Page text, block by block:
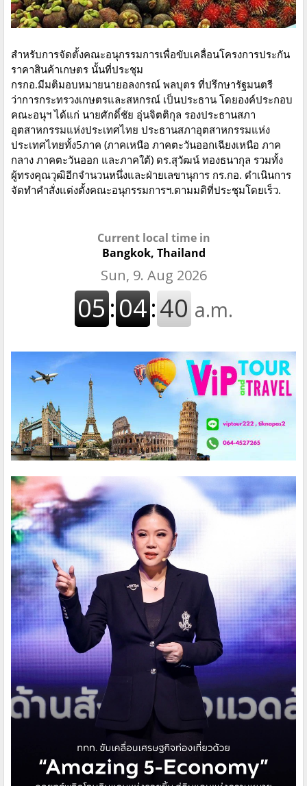
สำหรับการจัดตั้งคณะอนุกรรมการเพื่อขับเคลื่อนโครงการประกัน
ราคาสินค้าเกษตร นั้นที่ประชุม
กรกอ.มีมติมอบหมายนายอลงกรณ์ พลบุตร ที่ปรึกษารัฐมนตรี
ว่าการกระทรวงเกษตรและสหกรณ์ เป็นประธาน โดยองค์ประกอบ
คณะอนุฯ ได้แก่ นายศักดิ์ชัย อุ่นจิตติกุล รองประธานสภา
อุตสาหกรรมแห่งประเทศไทย ประธานสภาอุตสาหกรรมแห่ง
ประเทศไทยทั้ง5ภาค (ภาคเหนือ ภาคตะวันออกเฉียงเหนือ ภาค
กลาง ภาคตะวันออก และภาคใต้) ดร.สุวัฒน์ ทองธนากุล รวมทั้ง
ผู้ทรงคุณวุฒิอีกจำนวนหนึ่งและฝ่ายเลขานุการ กร.กอ. ดำเนินการ
จัดทำคำสั่งแต่งตั้งคณะอนุกรรมการฯ.ตามมติที่ประชุมโดยเร็ว.
Current local time in
Bangkok, Thailand